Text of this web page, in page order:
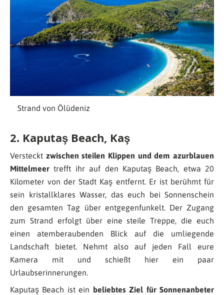
Strand von Ölüdeniz
2. Kaputaş Beach, Kaş
Versteckt zwischen steilen Klippen und dem azurblauen
Mittelmeer trefft ihr auf den Kaputaş Beach, etwa 20
Kilometer von der Stadt Kaş entfernt. Er ist berühmt für
sein kristallklares Wasser, das euch bei Sonnenschein
den gesamten Tag über entgegenfunkelt. Der Zugang
zum Strand erfolgt über eine steile Treppe, die euch
einen atemberaubenden Blick auf die umliegende
Landschaft bietet. Nehmt also auf jeden Fall eure
Kamera mit und schießt hier ein paar
Urlaubserinnerungen.
Kaputaş Beach ist ein beliebtes Ziel für Sonnenanbeter